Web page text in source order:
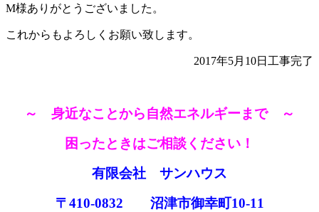
M様ありがとうございました。
これからもよろしくお願い致します。
2017年5月10日工事完了
～ 身近なことから自然エネルギーまで ～
困ったときはご相談ください！
有限会社 サンハウス
〒410-0832 沼津市御幸町10-11